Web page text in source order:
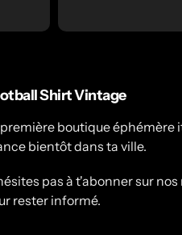
Shirt Vintage
boutique éphémère
bientôt dans ta ville.
pas à t'abonner sur
rester informé.